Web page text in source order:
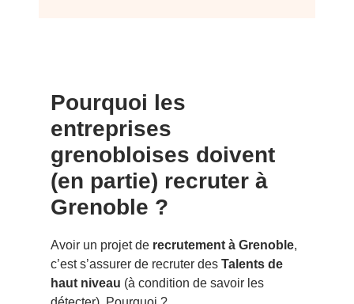
Pourquoi les
entreprises
grenobloises doivent
(en partie) recruter à
Grenoble ?
Avoir un projet de recrutement à Grenoble,
c’est s’assurer de recruter des Talents de
haut niveau (à condition de savoir les